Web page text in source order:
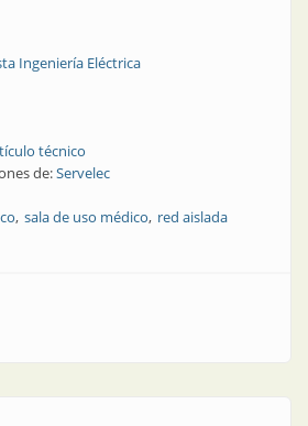
Ingeniería Eléctrica
técnico
de:Servelec
sala de uso médico red aislada
son las claves del transformador de